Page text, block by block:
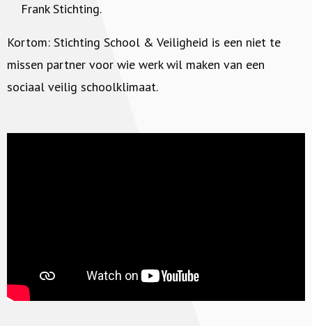
Frank Stichting.
Kortom: Stichting School & Veiligheid is een niet te
missen partner voor wie werk wil maken van een
sociaal veilig schoolklimaat.